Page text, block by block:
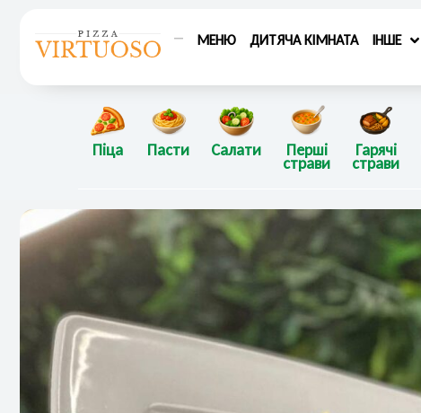
МЕНЮ ДИТЯЧА КІМНАТА ІНШЕ
Піца Пасти Салати Перші
страви
Гарячі
страви